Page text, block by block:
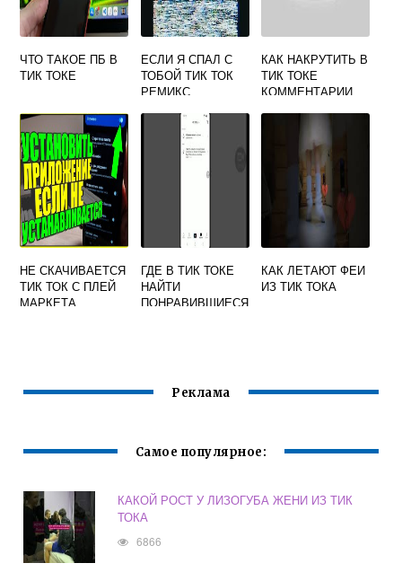
ЧТО ТАКОЕ ПБ В
ТИК ТОКЕ
ЕСЛИ Я СПАЛ С
ТОБОЙ ТИК ТОК
РЕМИКС
КАК НАКРУТИТЬ В
ТИК ТОКЕ
КОММЕНТАРИИ
НЕ СКАЧИВАЕТСЯ
ТИК ТОК С ПЛЕЙ
МАРКЕТА
ГДЕ В ТИК ТОКЕ
НАЙТИ
ПОНРАВИВШИЕСЯ
КАК ЛЕТАЮТ ФЕИ
ИЗ ТИК ТОКА
Реклама
Самое популярное:
КАКОЙ РОСТ У ЛИЗОГУБА ЖЕНИ ИЗ ТИК
ТОКА
6866